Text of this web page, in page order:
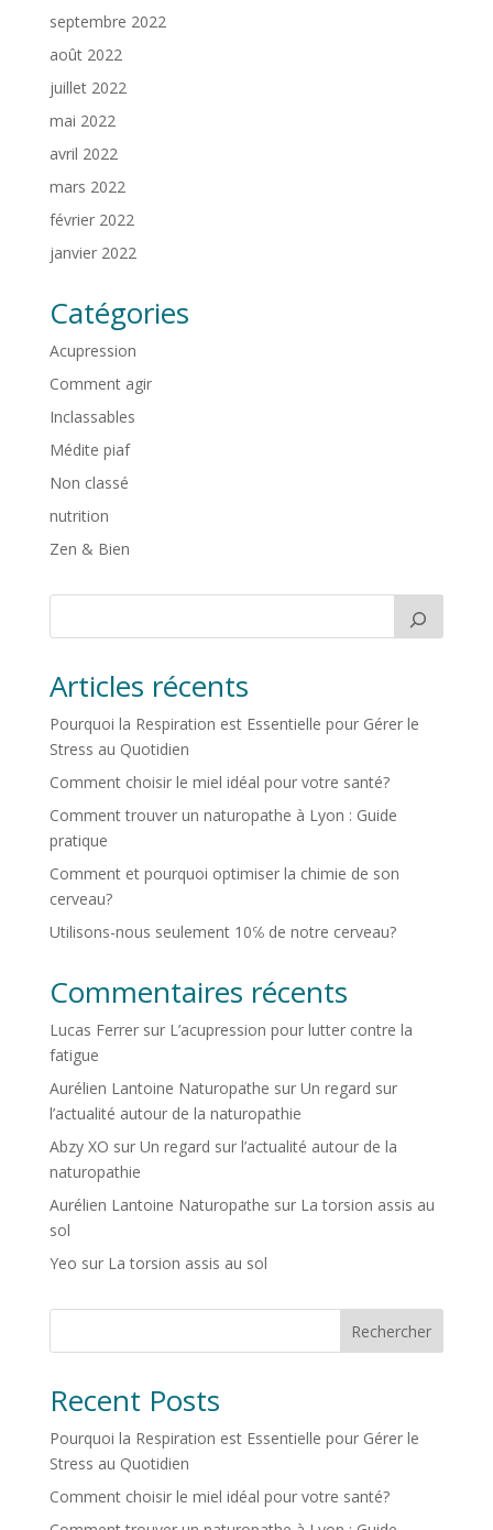
septembre 2022
août 2022
juillet 2022
mai 2022
avril 2022
mars 2022
février 2022
janvier 2022
Catégories
Acupression
Comment agir
Inclassables
Médite piaf
Non classé
nutrition
Zen & Bien
Articles récents
Pourquoi la Respiration est Essentielle pour Gérer le
Stress au Quotidien
Comment choisir le miel idéal pour votre santé?
Comment trouver un naturopathe à Lyon : Guide
pratique
Comment et pourquoi optimiser la chimie de son
cerveau?
Utilisons-nous seulement 10℅ de notre cerveau?
Commentaires récents
Lucas Ferrersur L’acupression pour lutter contre la
fatigue
Aurélien Lantoine Naturopathe sur Un regard sur
l’actualité autour de la naturopathie
Abzy XO sur Un regard sur l’actualité autour de la
naturopathie
Aurélien Lantoine Naturopathe sur La torsion assis au
sol
Yeo sur La torsion assis au sol
Rechercher
Recent Posts
Pourquoi la Respiration est Essentielle pour Gérer le
Stress au Quotidien
Comment choisir le miel idéal pour votre santé?